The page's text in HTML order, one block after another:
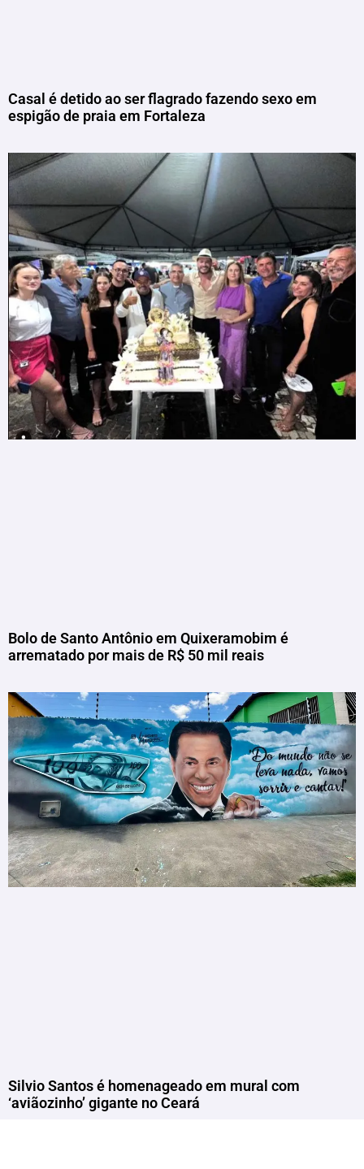
Casal é detido ao ser flagrado fazendo sexo em
espigão de praia em Fortaleza
Bolo de Santo Antônio em Quixeramobim é
arrematado por mais de R$ 50 mil reais
Silvio Santos é homenageado em mural com
‘aviãozinho’ gigante no Ceará